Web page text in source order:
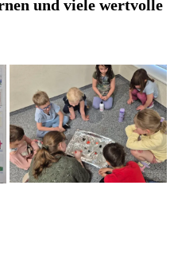
und viele wertvolle